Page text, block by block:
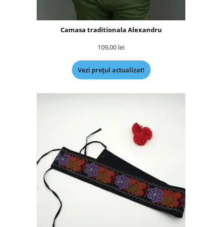
Camasa traditionala Alexandru
109,00 lei
Vezi prețul actualizat!